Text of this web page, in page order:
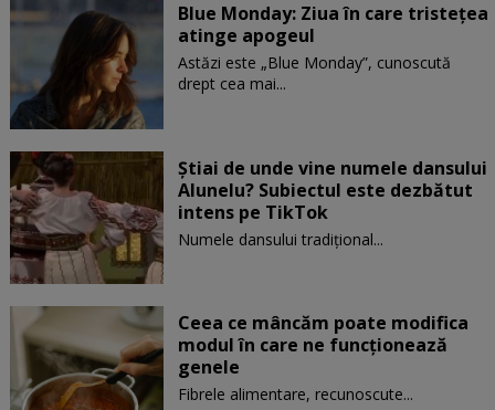
Blue Monday: Ziua în care tristețea
atinge apogeul
Astăzi este „Blue Monday”, cunoscută
drept cea mai...
Știai de unde vine numele dansului
Alunelu? Subiectul este dezbătut
intens pe TikTok
Numele dansului tradițional...
Ceea ce mâncăm poate modifica
modul în care ne funcţionează
genele
Fibrele alimentare, recunoscute...